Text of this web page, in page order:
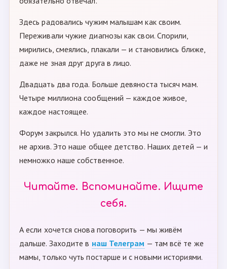
Здесь радовались чужим малышам как своим.
Переживали чужие диагнозы как свои. Спорили,
мирились, смеялись, плакали — и становились ближе,
даже не зная друг друга в лицо.
Двадцать два года. Больше девяноста тысяч мам.
Четыре миллиона сообщений — каждое живое,
каждое настоящее.
Форум закрылся. Но удалить это мы не смогли. Это
не архив. Это наше общее детство. Наших детей — и
немножко наше собственное.
Читайте. Вспоминайте. Ищите
себя.
А если хочется снова поговорить — мы живём
дальше. Заходите в наш Телеграм — там всё те же
мамы, только чуть постарше и с новыми историями.